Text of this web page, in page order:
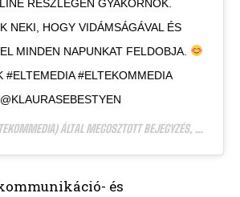
RÉSZLEGÉN GYAKORNOK.
NEKI, HOGY VIDÁMSÁGÁVAL ÉS
MINDEN NAPUNKAT FELDOBJA.
#ELTEMEDIA #ELTEKOMMEDIA
@KLAURASEBESTYEN
ÁLTAL MEGOSZTOTT BEJEGYZÉS, OKT 3.,
és